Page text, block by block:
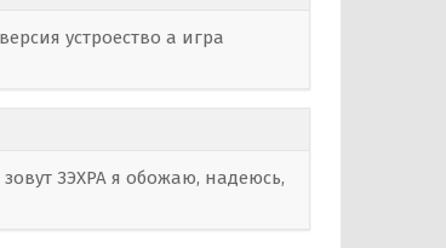
устроество а игра
ЗЭХРА я обожаю, надеюсь,